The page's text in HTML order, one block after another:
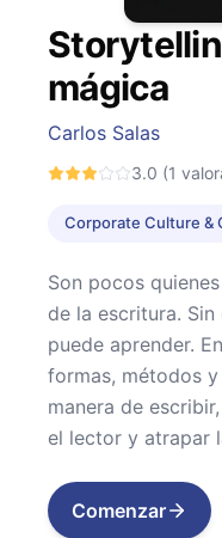
mágica
Carlos Salas
3.0 (1
Corporate Culture &
Son pocos
de la escritura.
puede aprender.
formas, métodos
manera de
el lector y atrapar
Comenzar